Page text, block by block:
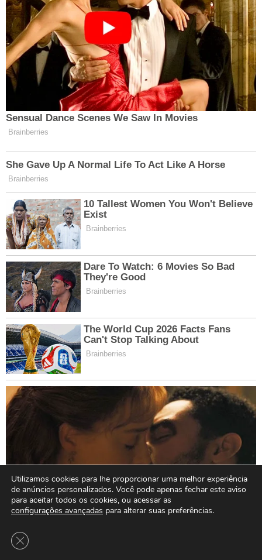
Utilizamos cookies para lhe proporcionar uma melhor experiência
de anúncios personalizados. Você pode apenas fechar este aviso
para aceitar todos os cookies, ou acessar as
configurações avançadas para alterar suas preferências.
Close GDPR Cookie Banner